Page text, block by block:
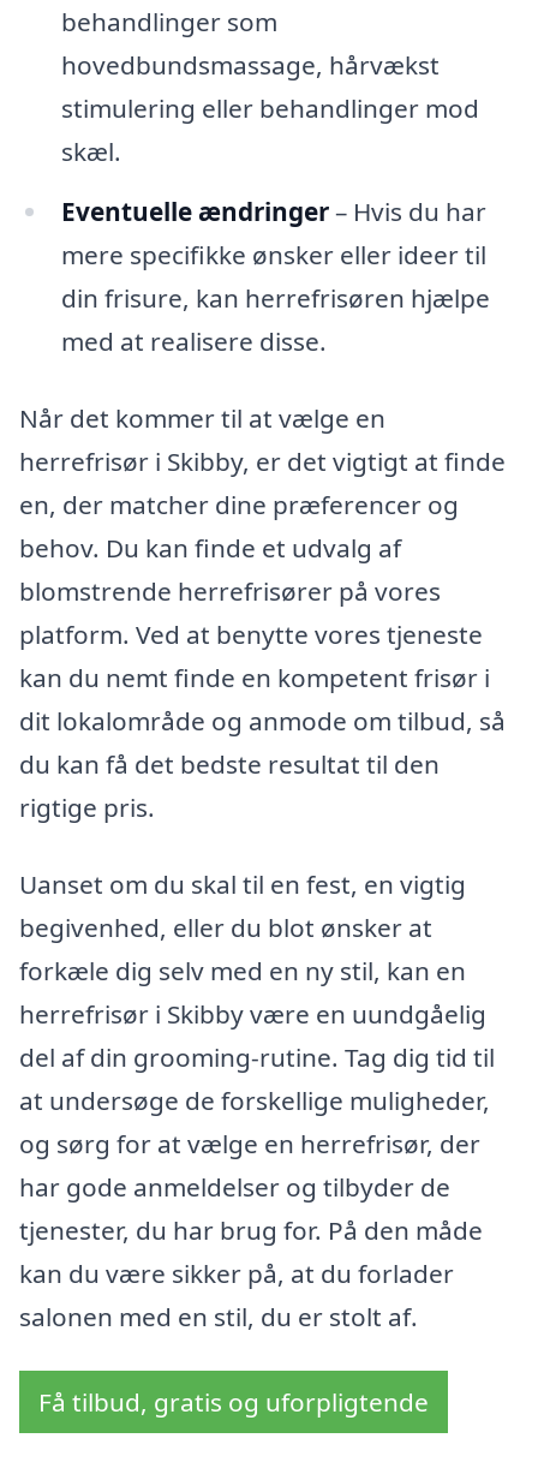
behandlinger som
hovedbundsmassage, hårvækst
stimulering eller behandlinger mod
skæl.
Eventuelle ændringer– Hvis du har
mere specifikke ønsker eller ideer til
din frisure, kan herrefrisøren hjælpe
med at realisere disse.
Når det kommer til at vælge en
herrefrisør i Skibby, er det vigtigt at finde
en, der matcher dine præferencer og
behov. Du kan finde et udvalg af
blomstrende herrefrisører på vores
platform. Ved at benytte vores tjeneste
kan du nemt finde en kompetent frisør i
dit lokalområde og anmode om tilbud, så
du kan få det bedste resultat til den
rigtige pris.
Uanset om du skal til en fest, en vigtig
begivenhed, eller du blot ønsker at
forkæle dig selv med en ny stil, kan en
herrefrisør i Skibby være en uundgåelig
del af din grooming-rutine. Tag dig tid til
at undersøge de forskellige muligheder,
og sørg for at vælge en herrefrisør, der
har gode anmeldelser og tilbyder de
tjenester, du har brug for. På den måde
kan du være sikker på, at du forlader
salonen med en stil, du er stolt af.
Få tilbud, gratis og uforpligtende